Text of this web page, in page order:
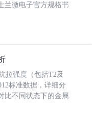
兰微电子官方规格书
拉强度（包括T2及
标准数据，详细分
比不同状态下的金属